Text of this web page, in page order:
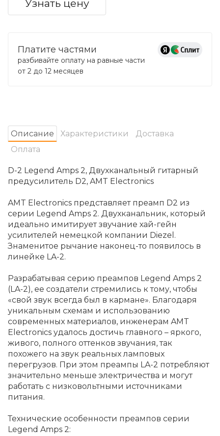
Узнать цену
Платите частями
разбивайте оплату на равные части
от 2 до 12 месяцев
Oписание Характеристики
Доставка
Оплата
D-2 Legend Amps 2, Двухканальный гитарный
предусилитель D2, AMT Electronics
AMT Electronics представляет преамп D2 из
серии Legend Amps 2. Двухканальник, который
идеально имитирует звучание хай-гейн
усилителей немецкой компании Diezel.
Знаменитое рычание наконец-то появилось в
линейке LA-2.
Разрабатывая серию преампов Legend Amps 2
(LA-2), ее создатели стремились к тому, чтобы
«свой звук всегда был в кармане». Благодаря
уникальным схемам и использованию
современных материалов, инженерам AMT
Electronics удалось достичь главного – яркого,
живого, полного оттенков звучания, так
похожего на звук реальных ламповых
перегрузов. При этом преампы LA-2 потребляют
значительно меньше электричества и могут
работать с низковольтными источниками
питания.
Технические особенности преампов серии
Legend Amps 2: